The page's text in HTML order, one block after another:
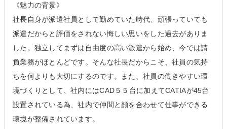
《魅力の背景》
社長自身が派遣社員として勤めていた時代、頑張っていても
派遣だからと評価をされない悔しい思いをした過去がありま
した。独立してまずは自由度の高い派遣から始め、今では請
負業務がほとんどです。そんな社長だからこそ、社員の気持
ちを何よりも大切にするのです。また、社員の働きやすい環
境づくりとして、社内にはCAD５５台に加えてCATIAが45台
設置されている為、社内で仲間と顔を合わせて仕事ができる
環境が整備されています。